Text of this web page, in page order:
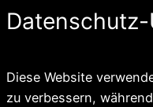
Diese Website
zu verbessern,